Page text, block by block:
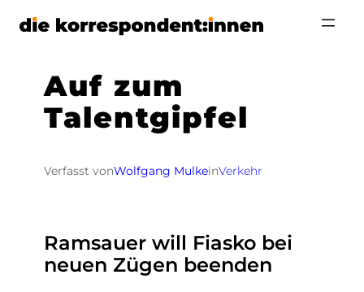
Zum
Auf zum
Talentgipfel
Verfasst vonWolfgang MulkeinVerkehr
Ramsauer will Fiasko bei
neuen Zügen beenden